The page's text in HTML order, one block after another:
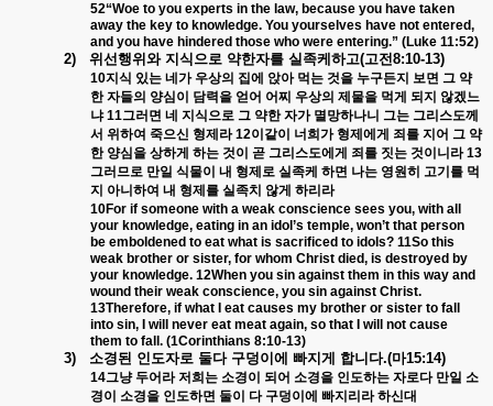
52“Woe to you experts in the law, because you have taken
away the key to knowledge. You yourselves have not entered,
and you have hindered those who were entering.” (Luke 11:52)
2) 위선행위와 지식으로 약한자를 실족케하고(고전8:10-13)
10지식 있는 네가 우상의 집에 앉아 먹는 것을 누구든지 보면 그 약
한 자들의 양심이 담력을 얻어 어찌 우상의 제물을 먹게 되지 않겠느
냐11그러면 네 지식으로 그 약한 자가 멸망하나니 그는 그리스도께
서 위하여 죽으신 형제라12이같이 너희가 형제에게 죄를 지어 그 약
한 양심을 상하게 하는 것이 곧 그리스도에게 죄를 짓는 것이니라13
그러므로 만일 식물이 내 형제로 실족케 하면 나는 영원히 고기를 먹
지 아니하여 내 형제를 실족치 않게 하리라
10For if someone with a weak conscience sees you, with all
your knowledge, eating in an idol’s temple, won’t that person
be emboldened to eat what is sacrificed to idols? 11So this
weak brother or sister, for whom Christ died, is destroyed by
your knowledge. 12When you sin against them in this way and
wound their weak conscience, you sin against Christ.
13Therefore, if what I eat causes my brother or sister to fall
into sin, I will never eat meat again, so that I will not cause
them to fall. (1Corinthians 8:10-13)
3) 소경된 인도자로 둘다 구덩이에 빠지게 합니다.(마15:14)
14그냥 두어라 저희는 소경이 되어 소경을 인도하는 자로다 만일 소
경이 소경을 인도하면 둘이 다 구덩이에 빠지리라 하신대